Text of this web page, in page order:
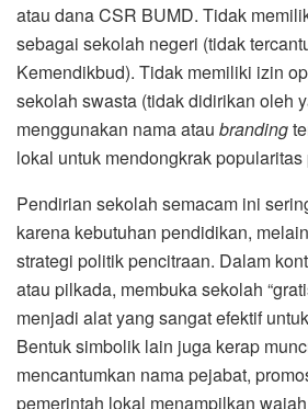
atau dana CSR BUMD. Tidak
sebagai sekolah negeri (tidak
Kemendikbud). Tidak memiliki izin
sekolah swasta (tidak didirikan oleh
menggunakan nama atau branding
lokal untuk mendongkrak popularitas
Pendirian sekolah semacam ini
karena kebutuhan pendidikan,
strategi politik pencitraan. Dalam
atau pilkada, membuka sekolah
menjadi alat yang sangat efektif
Bentuk simbolik lain juga kerap
mencantumkan nama pejabat,
pemerintah lokal menampilkan